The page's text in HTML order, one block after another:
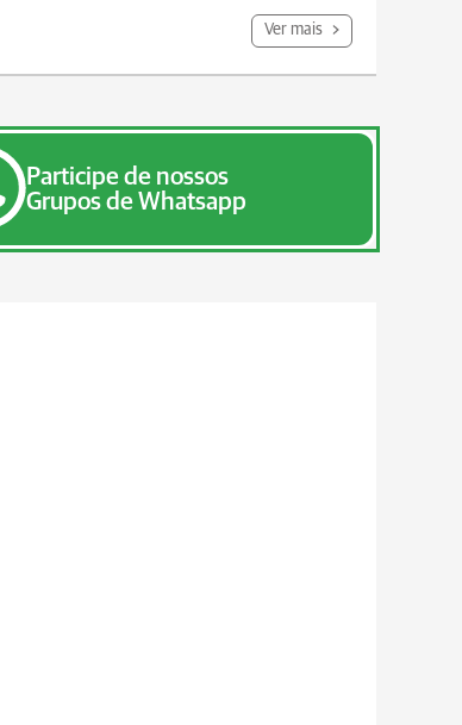
Ver mais
Participe de nossos
Grupos de Whatsapp